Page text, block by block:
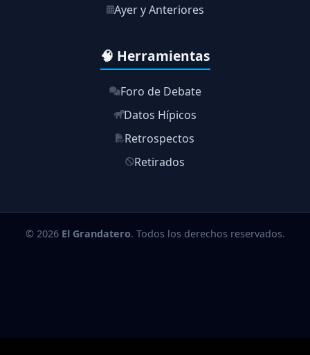
Ayer y Anteriores
🧠 Herramientas
Foro de Debate
Datos Hípicos
Retrospectos
Retirados
© 2026 El Grandatero. Todos los derechos reservados.